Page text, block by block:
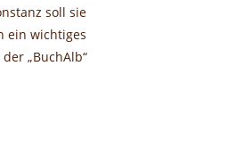
soll sie
ein wichtiges
„BuchAlb“